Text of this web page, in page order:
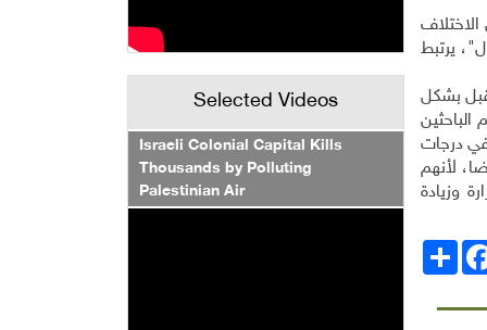
يرتبط
بشكل
في درجات
لأنهم
وزيادة
انشر
Selected Videos
Israeli Colonial Capital Kills
Thousands by Polluting
Palestinian Air